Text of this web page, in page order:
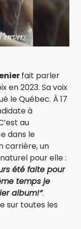
fait parler
en 2023. Sa voix
le Québec. À 17
à
au
dans le
carrière, un
pour elle :
été faite pour
temps je
album!”.
sur toutes les